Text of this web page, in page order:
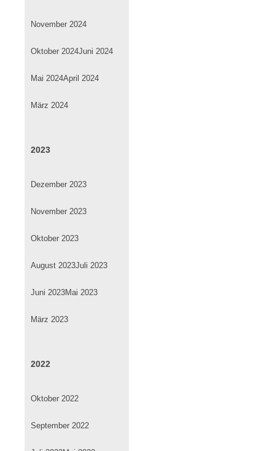
November 2024
Oktober 2024Juni 2024
Mai 2024April 2024
März 2024
2023
Dezember 2023
November 2023
Oktober 2023
August 2023Juli 2023
Juni 2023Mai 2023
März 2023
2022
Oktober 2022
September 2022